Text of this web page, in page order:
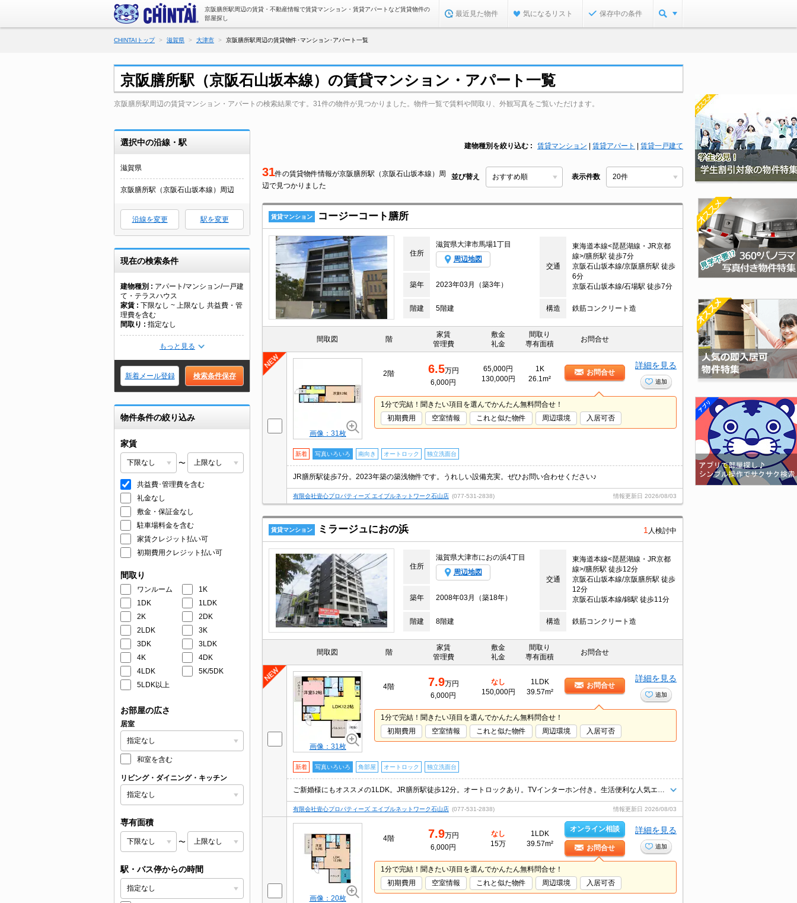
京阪膳所駅周辺の賃貸・不動産情報で賃貸マンション・賃貸アパートなど賃貸物件の
部屋探し
最近見た物件 気になるリスト 保存中の条件
CHINTAIトップ 滋賀県 大津市 京阪膳所駅周辺の賃貸物件･マンション･アパート一覧
京阪膳所駅（京阪石山坂本線）の賃貸マンション・アパート一覧
京阪膳所駅周辺の賃貸マンション・アパートの検索結果です。31件の物件が見つかりました。物件一覧で賃料や間取り、外観写真をご覧いただけます。
選択中の沿線・駅
滋賀県
京阪膳所駅（京阪石山坂本線）周辺
沿線を変更 駅を変更
現在の検索条件
建物種別
アパート/マンション/一戸建
て・テラスハウス
家賃
下限なし ~ 上限なし 共益費・管
理費を含む
間取り
指定なし
もっと見る
新着メール登録 検索条件保存
物件条件の絞り込み
家賃
〜
共益費･管理費を含む
礼金なし
敷金・保証金なし
駐車場料金を含む
家賃クレジット払い可
初期費用クレジット払い可
間取り
ワンルーム
1K
1DK
1LDK
2K
2DK
2LDK
3K
3DK
3LDK
4K
4DK
4LDK
5K/5DK
5LDK以上
お部屋の広さ
居室
和室を含む
リビング・ダイニング・キッチン
専有面積
〜
駅・バス停からの時間
建物種別を絞り込む 賃貸マンション 賃貸アパート 賃貸一戸建て
31件の賃貸物件情報が京阪膳所駅（京阪石山坂本線）周
辺で見つかりました
並び替え 表示件数
賃貸マンション コージーコート膳所
住所
滋賀県大津市馬場1丁目
周辺地図
交通
東海道本線<琵琶湖線・JR京都
線>/膳所駅 徒歩7分
京阪石山坂本線/京阪膳所駅 徒歩
6分
京阪石山坂本線/石場駅 徒歩7分
築年 2023年03月（築3年）
階建 5階建 構造 鉄筋コンクリート造
間取図 階
家賃
管理費
敷金
礼金
間取り
専有面積
お問合せ
画像：31枚
2階 6.5万円
6,000円
65,000円
130,000円
1K
26.1m²
お問合せ
詳細を見る
追加
1分で完結！聞きたい項目を選んでかんたん無料問合せ！
初期費用
空室情報 これと似た物件 周辺環境 入居可否
新着 写真いろいろ 南向き オートロック 独立洗面台
JR膳所駅徒歩7分。2023年築の築浅物件です。うれしい設備充実。ぜひお問い合わせください♪
有限会社壹心プロパティーズ エイブルネットワーク石山店 (077-531-2838) 情報更新日 2026/08/03
賃貸マンション ミラージュにおの浜 1 人検討中
住所
滋賀県大津市におの浜4丁目
周辺地図
交通
東海道本線<琵琶湖線・JR京都
線>/膳所駅 徒歩12分
京阪石山坂本線/京阪膳所駅 徒歩
12分
京阪石山坂本線/錦駅 徒歩11分
築年 2008年03月（築18年）
階建 8階建 構造 鉄筋コンクリート造
間取図 階
家賃
管理費
敷金
礼金
間取り
専有面積
お問合せ
画像：31枚
4階 7.9万円
6,000円
なし
150,000円
1LDK
39.57m²
お問合せ
詳細を見る
追加
1分で完結！聞きたい項目を選んでかんたん無料問合せ！
初期費用
空室情報 これと似た物件 周辺環境 入居可否
新着 写真いろいろ 角部屋 オートロック 独立洗面台
有限会社壹心プロパティーズ エイブルネットワーク石山店 (077-531-2838) 情報更新日 2026/08/03
画像：20枚
4階 7.9万円
6,000円
なし
15万
1LDK
39.57m²
オンライン相談
お問合せ
詳細を見る
追加
1分で完結！聞きたい項目を選んでかんたん無料問合せ！
初期費用
空室情報 これと似た物件 周辺環境 入居可否